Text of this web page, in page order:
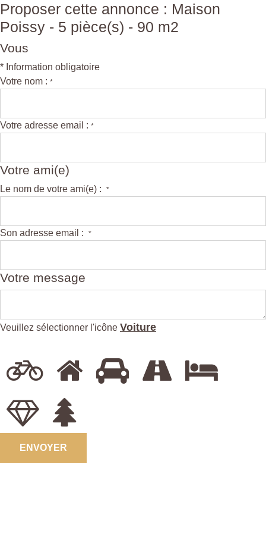
Proposer cette annonce : Maison
Poissy - 5 pièce(s) - 90 m2
Vous
* Information obligatoire
Votre nom : *
Votre adresse email : *
Votre ami(e)
Le nom de votre ami(e) : *
Son adresse email : *
Votre message
Veuillez sélectionner l'icône Voiture
ENVOYER